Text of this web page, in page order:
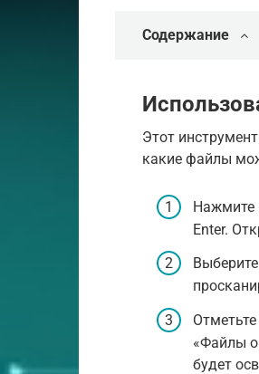
Содержание
Этот
какие файлы
Нажмите
Enter.
«Файлы
будет